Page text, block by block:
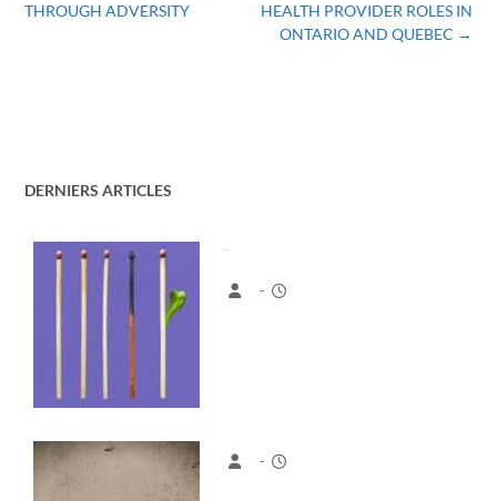
HEALTH PROVIDER ROLES IN
ONTARIO AND QUEBEC →
THROUGH ADVERSITY
DERNIERS ARTICLES
-
-